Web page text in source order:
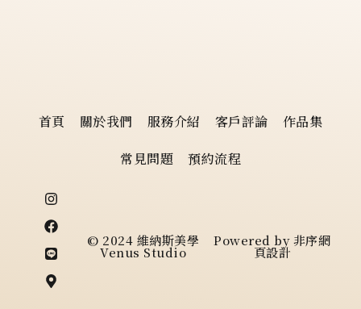
首頁 關於我們 服務介紹 客戶評論
作品集
常見問題
預約流程
© 2024 維納斯美學
Venus Studio
I
n
s
t
a
g
r
a
F
a
c
e
b
o
o
k
L
i
n
e
M
a
p
-
m
a
r
k
Powered by非序網
頁設計